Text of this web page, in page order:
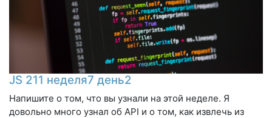
JS 211 неделя7 день2
Напишите о том, что вы узнали на этой неделе. Я
довольно много узнал об API и о том, как извлечь из